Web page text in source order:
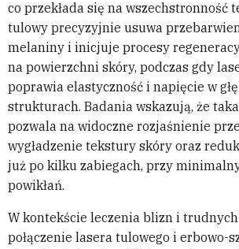
co przekłada się na wszechstronność
tulowy precyzyjnie usuwa
melaniny i inicjuje procesy
na powierzchni skóry, podczas gdy
poprawia elastyczność i napięcie w
strukturach. Badania wskazują, że
pozwala na widoczne rozjaśnienie
wygładzenie tekstury skóry oraz
już po kilku zabiegach, przy
powikłań.
W kontekście leczenia blizn i
połączenie lasera tulowego i erbowo-